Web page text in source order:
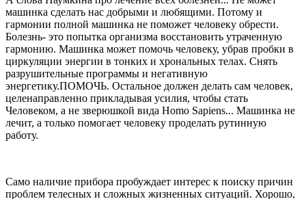
машинка сделать нас добрыми и любящими. Потому и
гармонии полной машинка не поможет человеку обрести.
Болезнь- это попытка организма восстановить утраченную
гармонию. Машинка может помочь человеку, убрав пробки в
циркуляции энергии в тонких и хрональных телах. Снять
разрушительные программы и негативную
энергетику.ПОМОЧЬ. Остальное должен делать сам человек,
целенаправленно прикладывая усилия, чтобы стать
Человеком, а не зверюшкой вида Homo Sapiens... Машинка не
лечит, а только помогает человеку проделать рутинную
работу.
Само наличие прибора пробуждает интерес к поиску причин
проблем телесных и сложных жизненных ситуаций. Хорошо,